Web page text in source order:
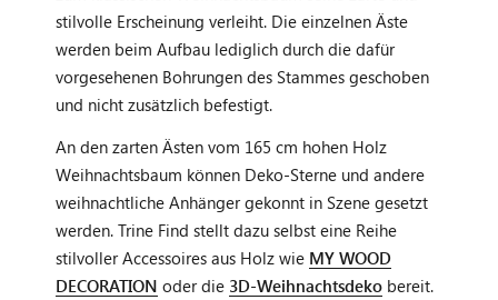
stilvolle Erscheinung verleiht. Die einzelnen Äste
werden beim Aufbau lediglich durch die dafür
vorgesehenen Bohrungen des Stammes geschoben
und nicht zusätzlich befestigt.
An den zarten Ästen vom 165 cm hohen Holz
Weihnachtsbaum können Deko-Sterne und andere
weihnachtliche Anhänger gekonnt in Szene gesetzt
werden. Trine Find stellt dazu selbst eine Reihe
stilvoller Accessoires aus Holz wie MY WOOD
DECORATION oder die 3D-Weihnachtsdeko bereit.